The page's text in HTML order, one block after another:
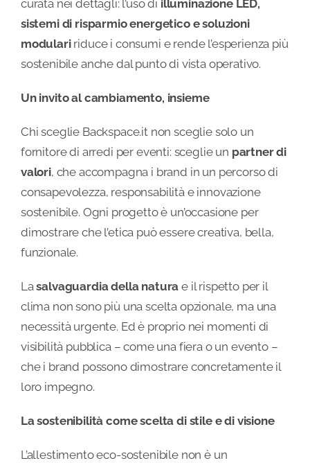
curata nei dettagli: l’uso di illuminazione LED,
sistemi di risparmio energetico e soluzioni
modulaririduce i consumi e rende l’esperienza più
sostenibile anche dal punto di vista operativo.
Un invito al cambiamento, insieme
Chi sceglie Backspace.it non sceglie solo un
fornitore di arredi per eventi: sceglie un partner di
valori, che accompagna i brand in un percorso di
consapevolezza, responsabilità e innovazione
sostenibile. Ogni progetto è un’occasione per
dimostrare che l’etica può essere creativa, bella,
funzionale.
Lasalvaguardia della natura e il rispetto per il
clima non sono più una scelta opzionale, ma una
necessità urgente. Ed è proprio nei momenti di
visibilità pubblica – come una fiera o un evento –
che i brand possono dimostrare concretamente il
loro impegno.
La sostenibilità come scelta di stile e di visione
L’allestimento eco-sostenibile non è un